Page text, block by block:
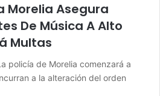
Morelia Asegura
De Música A Alto
Multas
policía de Morelia comenzará a
a la alteración del orden